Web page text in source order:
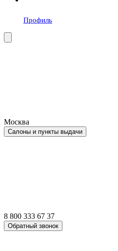
Профиль
Москва
Салоны и пункты выдачи
8 800 333 67 37
Обратный звонок